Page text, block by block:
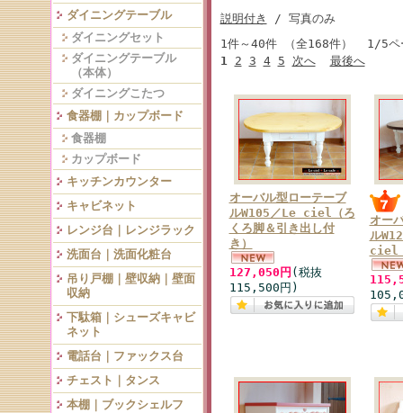
ダイニングテーブル
ダイニングセット
ダイニングテーブル
（本体）
ダイニングこたつ
食器棚｜カップボード
食器棚
カップボード
キッチンカウンター
キャビネット
レンジ台｜レンジラック
洗面台｜洗面化粧台
吊り戸棚｜壁収納｜壁面
収納
下駄箱｜シューズキャビ
ネット
電話台｜ファックス台
チェスト｜タンス
本棚｜ブックシェルフ
説明付き
/ 写真のみ
1件～40件 （全168件） 1/5ペ
1
2 3 4 5 次へ 最後へ
オーバル型ローテーブ
ルW105／Le ciel（ろ
くろ脚＆引き出し付
き）
127,050円 (税抜
115,500円)
オー
ル
ciel